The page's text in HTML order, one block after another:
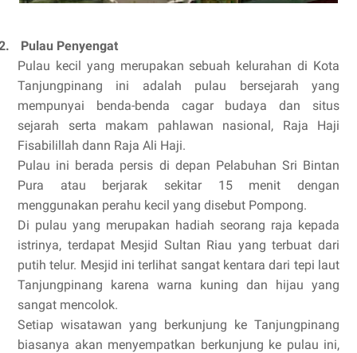
Pulau Penyengat
Pulau kecil yang merupakan sebuah kelurahan di Kota
Tanjungpinang ini adalah pulau bersejarah yang
mempunyai benda-benda cagar budaya dan situs
sejarah serta makam pahlawan nasional, Raja Haji
Fisabilillah dann Raja Ali Haji.
Pulau ini berada persis di depan Pelabuhan Sri Bintan
Pura atau berjarak sekitar 15 menit dengan
menggunakan perahu kecil yang disebut Pompong.
Di pulau yang merupakan hadiah seorang raja kepada
istrinya, terdapat Mesjid Sultan Riau yang terbuat dari
putih telur. Mesjid ini terlihat sangat kentara dari tepi laut
Tanjungpinang karena warna kuning dan hijau yang
sangat mencolok.
Setiap wisatawan yang berkunjung ke Tanjungpinang
biasanya akan menyempatkan berkunjung ke pulau ini,